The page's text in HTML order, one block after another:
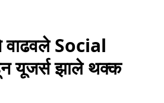
वाढवले ​Social
यूजर्स झाले थक्क